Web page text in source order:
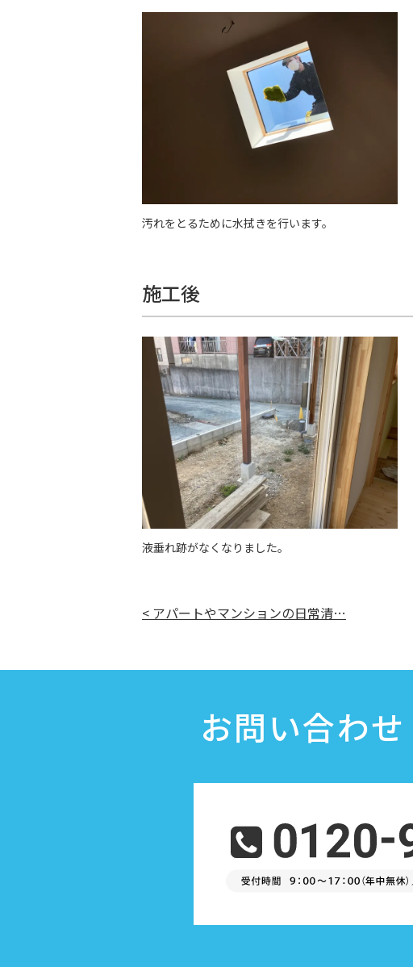
汚れをとるために水拭きを行います。
施工後
液垂れ跡がなくなりました。
< アパートやマンションの日常清…
お問い合わせ